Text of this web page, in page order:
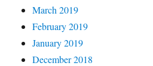
March 2019
February 2019
January 2019
December 2018